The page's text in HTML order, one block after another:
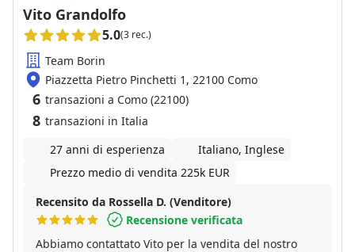
Vito Grandolfo
5.0(3 rec.)
Team Borin
Piazzetta Pietro Pinchetti 1, 22100 Como
6 transazioni a Como (22100)
8 transazioni in Italia
27 anni di esperienza
Italiano, Inglese
Prezzo medio di vendita 225k EUR
Recensito da Rossella D. (Venditore)
Recensione verificata
Abbiamo contattato Vito per la vendita del nostro